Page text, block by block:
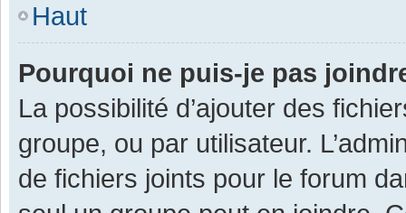
Haut
Pourquoi ne puis-je pas
La possibilité d’ajouter des
groupe, ou par utilisateur.
de fichiers joints pour le forum